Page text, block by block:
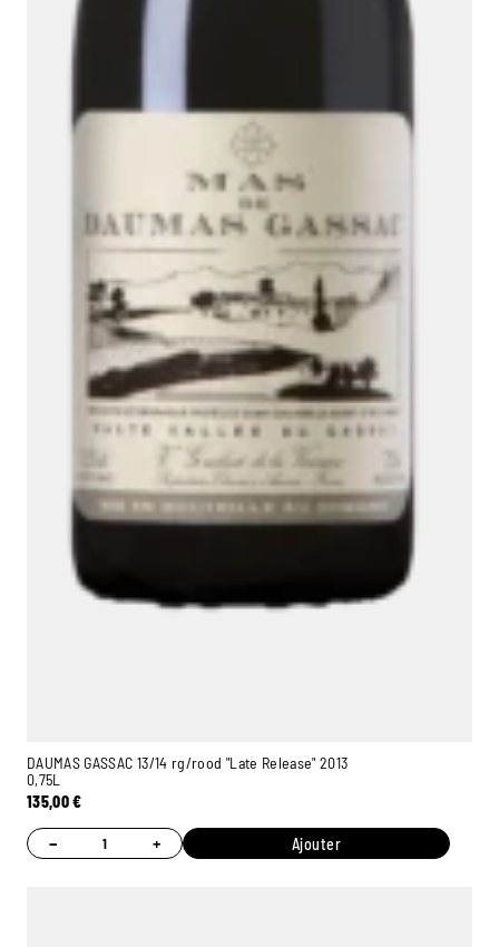
DAUMAS GASSAC 13/14 rg/rood "Late Release" 2013
0,75L
135,00€
− + Ajouter